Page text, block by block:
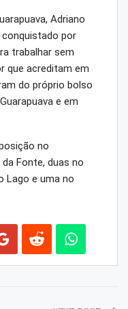
Adriano
conquistado por
trabalhar sem
que acreditam em
do próprio bolso
e em
no
Fonte, duas no
Lago e uma no